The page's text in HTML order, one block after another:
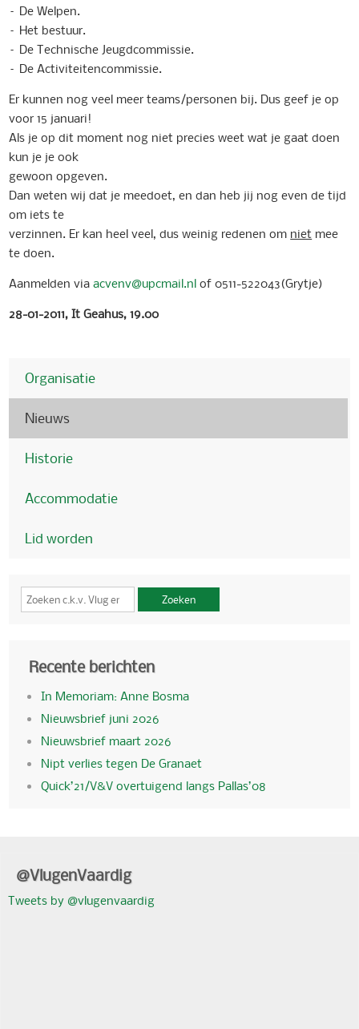
– De Welpen.
– Het bestuur.
– De Technische Jeugdcommissie.
– De Activiteitencommissie.
Er kunnen nog veel meer teams/personen bij. Dus geef je op
voor 15 januari!
Als je op dit moment nog niet precies weet wat je gaat doen
kun je je ook
gewoon opgeven.
Dan weten wij dat je meedoet, en dan heb jij nog even de tijd
om iets te
verzinnen. Er kan heel veel, dus weinig redenen om niet mee
te doen.
Aanmelden viaacvenv@upcmail.nl of 0511-522043(Grytje)
28-01-2011, It Geahus, 19.00
Organisatie
Nieuws
Historie
Accommodatie
Lid worden
Zoeken
Recente berichten
In Memoriam: Anne Bosma
Nieuwsbrief juni 2026
Nieuwsbrief maart 2026
Nipt verlies tegen De Granaet
Quick’21/V&V overtuigend langs Pallas’08
@VlugenVaardig
Tweets by @vlugenvaardig